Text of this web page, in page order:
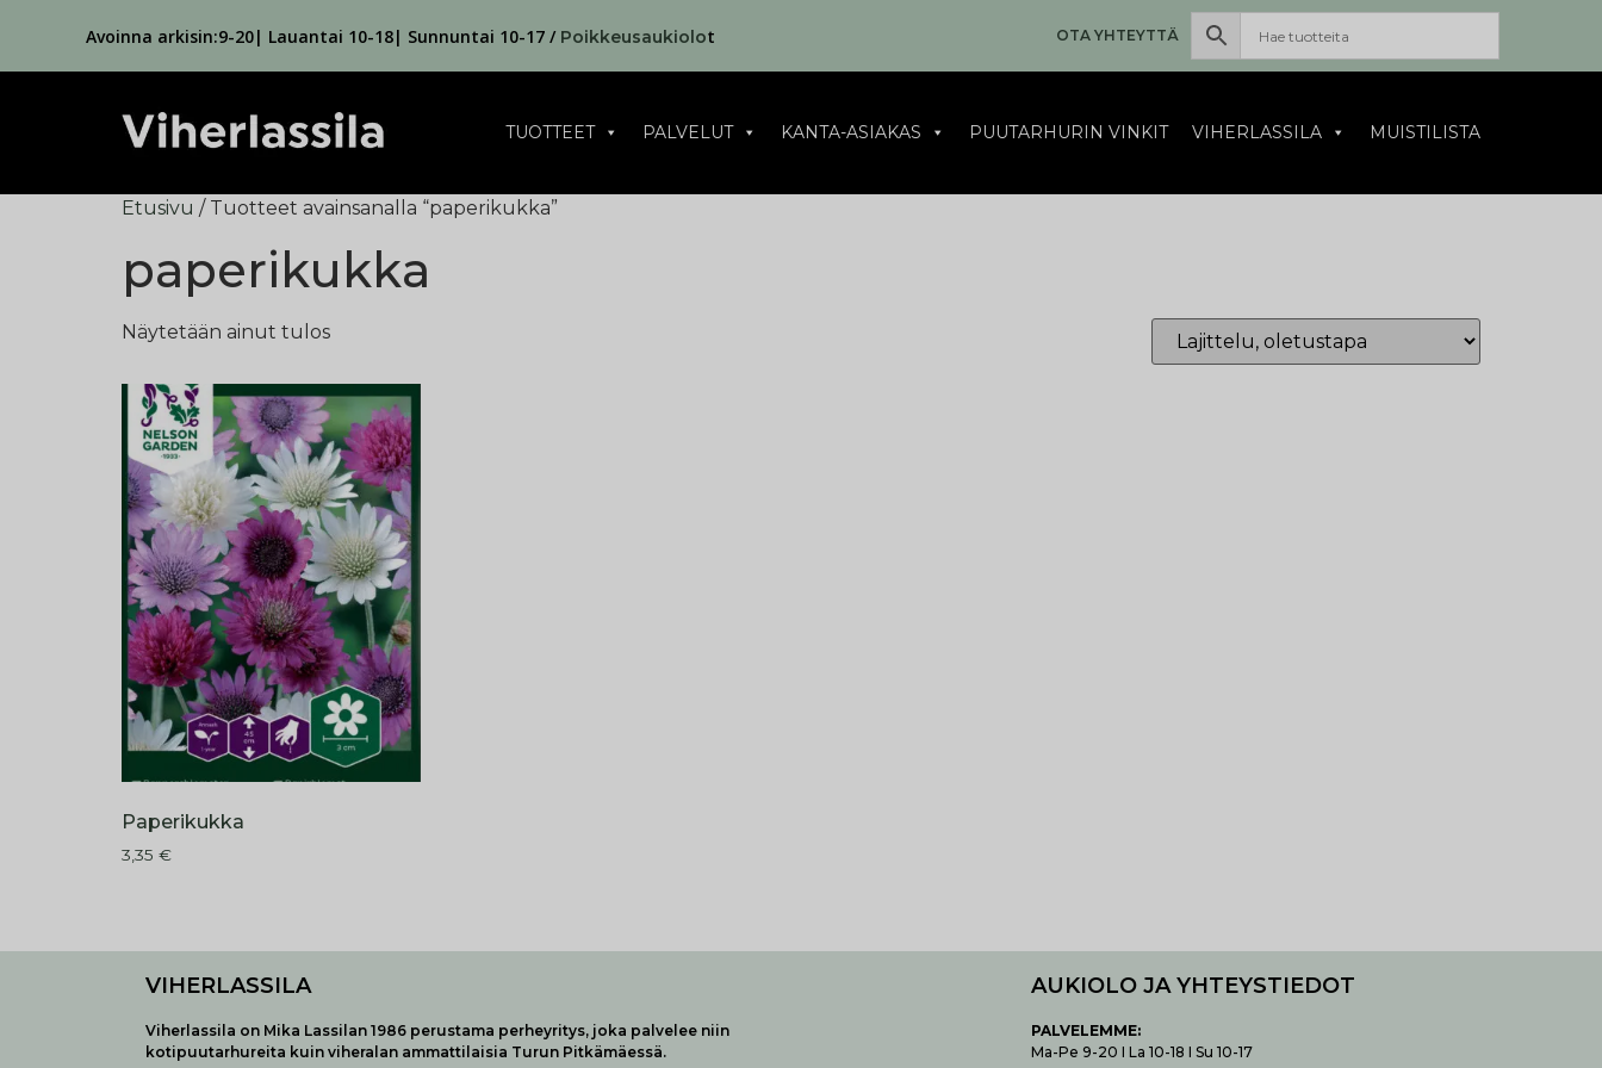
Avoinna arkisin:9-20| Lauantai 10-18| Sunnuntai 10-17 / Poikkeusaukiolot OTA YHTEYTTÄ
TUOTTEET PALVELUT KANTA-ASIAKAS PUUTARHURIN VINKIT VIHERLASSILA MUISTILISTA
Etusivu / Tuotteet avainsanalla “paperikukka”
paperikukka
Näytetään ainut tulos
Paperikukka
3,35 €
VIHERLASSILA
Viherlassila on Mika Lassilan 1986 perustama perheyritys, joka palvelee niin
kotipuutarhureita kuin viheralan ammattilaisia Turun Pitkämäessä.
AUKIOLO JA YHTEYSTIEDOT
PALVELEMME:
Ma-Pe 9-20 I La 10-18 I Su 10-17